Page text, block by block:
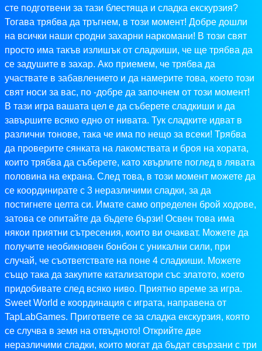
сте подготвени за тази блестяща и сладка екскурзия?
Тогава трябва да тръгнем, в този момент! Добре дошли
на всички наши сродни захарни наркомани! В този свят
просто има такъв излишък от сладкиши, че ще трябва да
се задушите в захар. Ако приемем, че трябва да
участвате в забавлението и да намерите това, което този
свят носи за вас, по -добре да започнем от този момент!
В тази игра вашата цел е да съберете сладкиши и да
завършите всяко едно от нивата. Тук сладките идват в
различни тонове, така че има по нещо за всеки! Трябва
да проверите сянката на лакомствата и броя на хората,
които трябва да съберете, като хвърлите поглед в лявата
половина на екрана. След това, в този момент можете да
се координирате с 3 неразличими сладки, за да
постигнете целта си. Имате само определен брой ходове,
затова се опитайте да бъдете бързи! Освен това има
някои приятни сътресения, които ви очакват. Можете да
получите необикновен бонбон с уникални сили, при
случай, че съответствате на поне 4 сладкиши. Можете
също така да закупите катализатори със златото, което
придобивате след всяко ниво. Приятно време за игра.
Sweet World е координация с играта, направена от
TapLabGames. Пригответе се за сладка екскурзия, която
се случва в земя на отвъдното! Открийте две
неразличими сладки, които могат да бъдат свързани с три